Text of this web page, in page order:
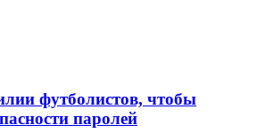
футболистов, чтобы
паролей